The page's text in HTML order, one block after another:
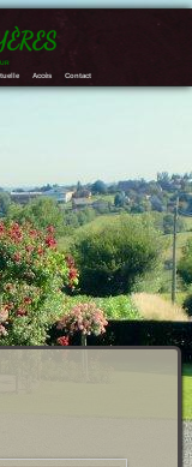
Accès Contact